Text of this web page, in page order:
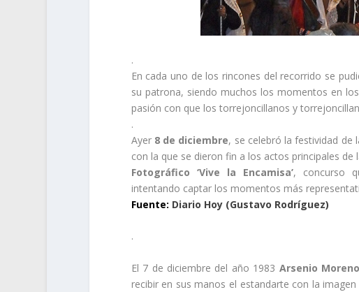
.
En cada uno de los rincones del recorrido se
su patrona, siendo muchos los momentos en
pasión con que los torrejoncillanos y
.
Ayer 8 de diciembre, se celebró la festividad de
con la que se dieron fin a los actos principales
Fotográfico ‘Vive la Encamisa’, concurso
intentando captar los momentos más
Fuente: Diario Hoy (Gustavo Rodríguez)
.
El 7 de diciembre del año 1983 Arsenio Moreno
recibir en sus manos el estandarte con la imagen